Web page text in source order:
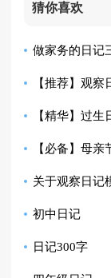
猜你喜欢
做家务的日记
【推荐】观察
作文300字汇编
【精华】过生
记范文集合八篇
【必备】母亲
记合集6篇
关于观察日记
汇编6篇
初中日记
日记300字